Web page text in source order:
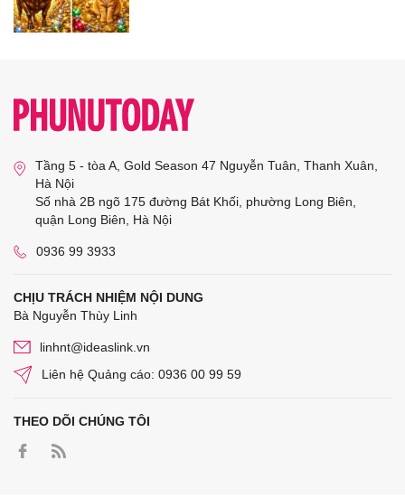
Tầng 5 - tòa A, Gold Season 47 Nguyễn Tuân, Thanh Xuân,
Hà Nội
Số nhà 2B ngõ 175 đường Bát Khối, phường Long Biên,
quận Long Biên, Hà Nội
0936 99 3933
CHỊU TRÁCH NHIỆM NỘI DUNG
Bà Nguyễn Thùy Linh
linhnt@ideaslink.vn
Liên hệ Quảng cáo: 0936 00 99 59
THEO DÕI CHÚNG TÔI